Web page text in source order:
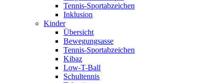
Tennis-Sportabzeichen
Inklusion
Kinder
Übersicht
Bewegungsasse
Tennis-Sportabzeichen
Kibaz
Low-T-Ball
Schultennis